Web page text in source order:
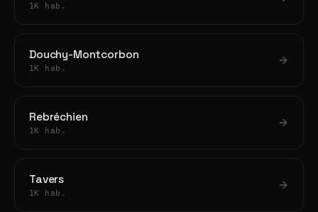
1K hab.
Douchy-Montcorbon
1K hab.
Rebréchien
1K hab.
Tavers
1K hab.